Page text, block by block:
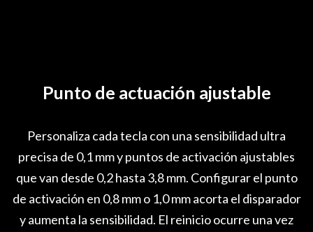
Punto de actuación ajustable
Personaliza cada tecla con una sensibilidad ultra
precisa de 0,1 mm y puntos de activación ajustables
que van desde 0,2 hasta 3,8 mm. Configurar el punto
de activación en 0,8 mm o 1,0 mm acorta el disparador
y aumenta la sensibilidad. El reinicio ocurre una vez